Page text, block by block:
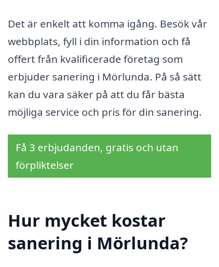
Det är enkelt att komma igång. Besök vår
webbplats, fyll i din information och få
offert från kvalificerade företag som
erbjuder sanering i Mörlunda. På så sätt
kan du vara säker på att du får bästa
möjliga service och pris för din sanering.
Få 3 erbjudanden, gratis och utan
förpliktelser
Hur mycket kostar
sanering i Mörlunda?